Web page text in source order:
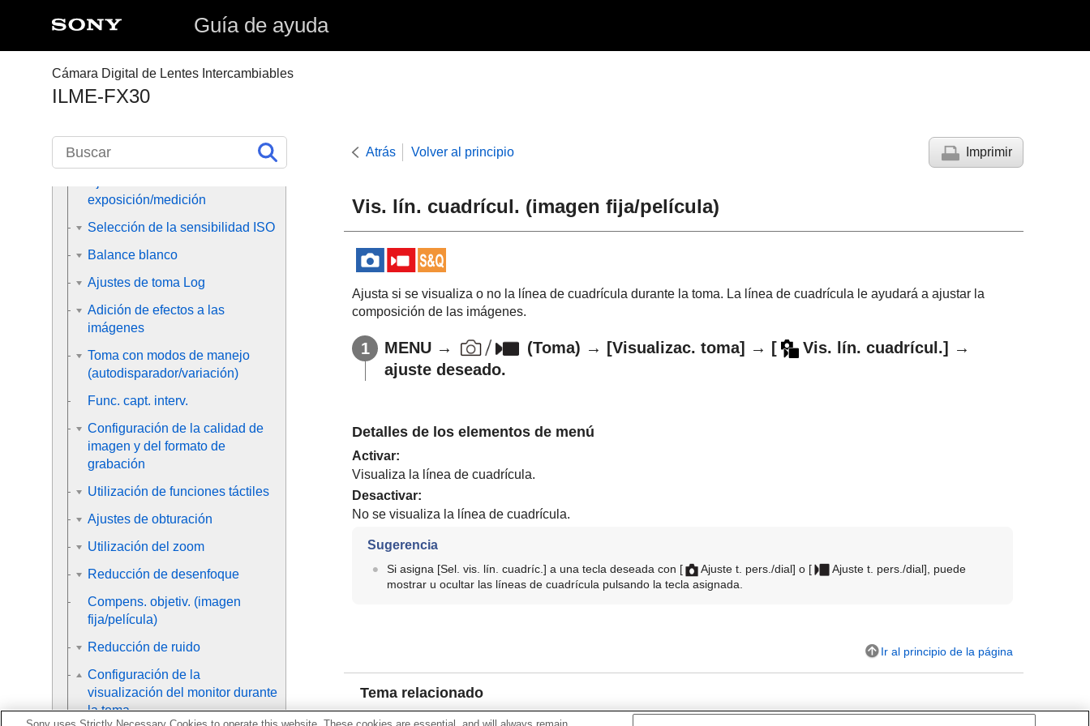
Guía de ayuda
Cámara Digital de Lentes Intercambiables
ILME-FX30
Atrás Volver al principio Imprimir
Vis. lín. cuadrícul. (imagen fija/película)
Ajusta si se visualiza o no la línea de cuadrícula durante la toma. La línea de cuadrícula le ayudará a ajustar la
composición de las imágenes.
MENU → (Toma) → [Visualizac. toma] → [ Vis. lín. cuadrícul.]
→
ajuste deseado.
Detalles de los elementos de menú
Activar:
Visualiza la línea de cuadrícula.
Desactivar:
No se visualiza la línea de cuadrícula.
Sugerencia
Si asigna [Sel. vis. lín. cuadríc.] a una tecla deseada con [ Ajuste t. pers./dial] o [ Ajuste t. pers./dial] , puede
mostrar u ocultar las líneas de cuadrícula pulsando la tecla asignada.
Ir al principio de la página
Tema relacionado
Tipo lín. cuadríc.(imagen fija/película)
Contenido de este capítulo
Selección de un modo de toma
Enfoque
Utilización de las funciones de
enfoque
exposición/medición
Selección de la sensibilidad ISO
Balance blanco
Ajustes de toma Log
Adición de efectos a las
imágenes
Toma con modos de manejo
(autodisparador/variación)
Func. capt. interv.
Configuración de la calidad de
imagen y del formato de
grabación
Utilización de funciones táctiles
Ajustes de obturación
Utilización del zoom
Reducción de desenfoque
Compens. objetiv. (imagen
fija/película)
Reducción de ruido
Configuración de la
visualización del monitor durante
la toma